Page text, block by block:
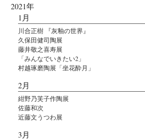
2021年
1月
川合正樹 『灰釉の世界』
久保田健司陶展
藤井敬之喜寿展
「みんなでいきたい2」
村越琢磨陶展「坐花酔月」
2月
紺野乃芙子作陶展
佐藤和次
近藤文うつわ展
3月